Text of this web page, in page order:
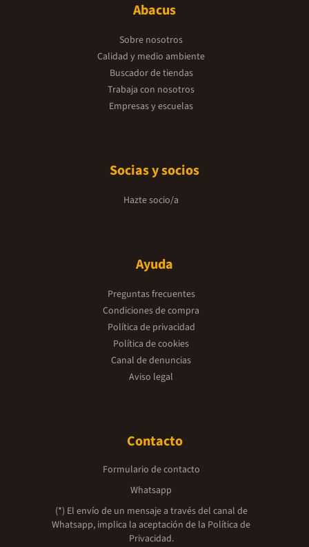
Abacus
Sobre nosotros
Calidad y medio ambiente
Buscador de tiendas
Trabaja con nosotros
Empresas y escuelas
Socias y socios
Hazte socio/a
Ayuda
Preguntas frecuentes
Condiciones de compra
Política de privacidad
Política de cookies
Canal de denuncias
Aviso legal
Contacto
Formulario de contacto
Whatsapp
(*) El envío de un mensaje a través del canal de
Whatsapp, implica la aceptación de la Política de
Privacidad.